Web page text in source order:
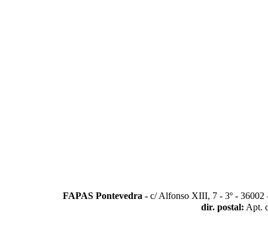
FAPAS Pontevedra - c/ Alfonso XIII, 7 - 3º -
dir. postal: Apt.